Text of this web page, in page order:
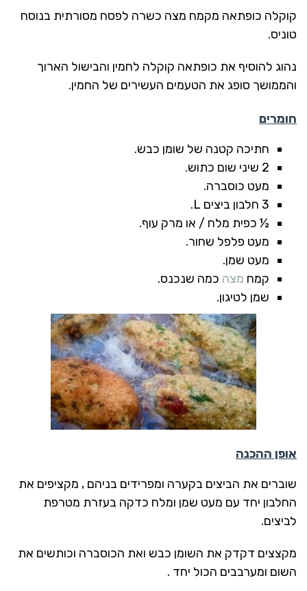
קוקלה כופתאה מקמח מצה כשרה לפסח מסורתית בנוסח
טוניס.
נהוג להוסיף את כופתאה קוקלה לחמין והבישול הארוך
והממושך סופג את הטעמים העשירים של החמין.
חומרים
חתיכה קטנה של שומן כבש.
2 שיני שום כתוש.
מעט כוסברה.
3 חלבון ביצים L.
½ כפית מלח / או מרק עוף.
מעט פלפל שחור.
מעט שמן.
קמח מצה כמה שנכנס.
שמן לטיגון.
אופן ההכנה
שוברים את הביצים בקערה ומפרידים בניהם , מקציפים את
החלבון יחד עם מעט שמן ומלח כדקה בעזרת מטרפת
לביצים.
מקצצים דקדק את השומן כבש ואת הכוסברה וכותשים את
השום ומערבבים הכול יחד .